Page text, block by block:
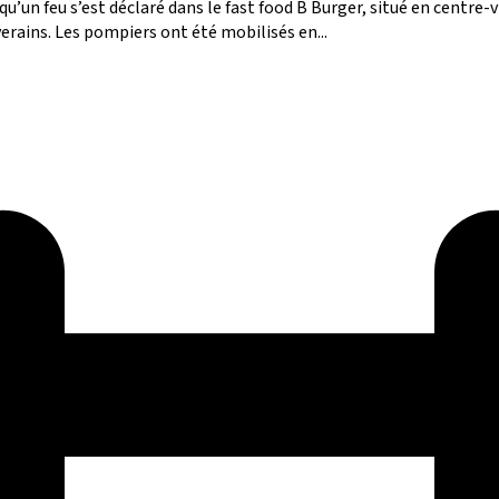
feu s’est déclaré dans le fast food B Burger, situé en
Les pompiers ont été mobilisés en...